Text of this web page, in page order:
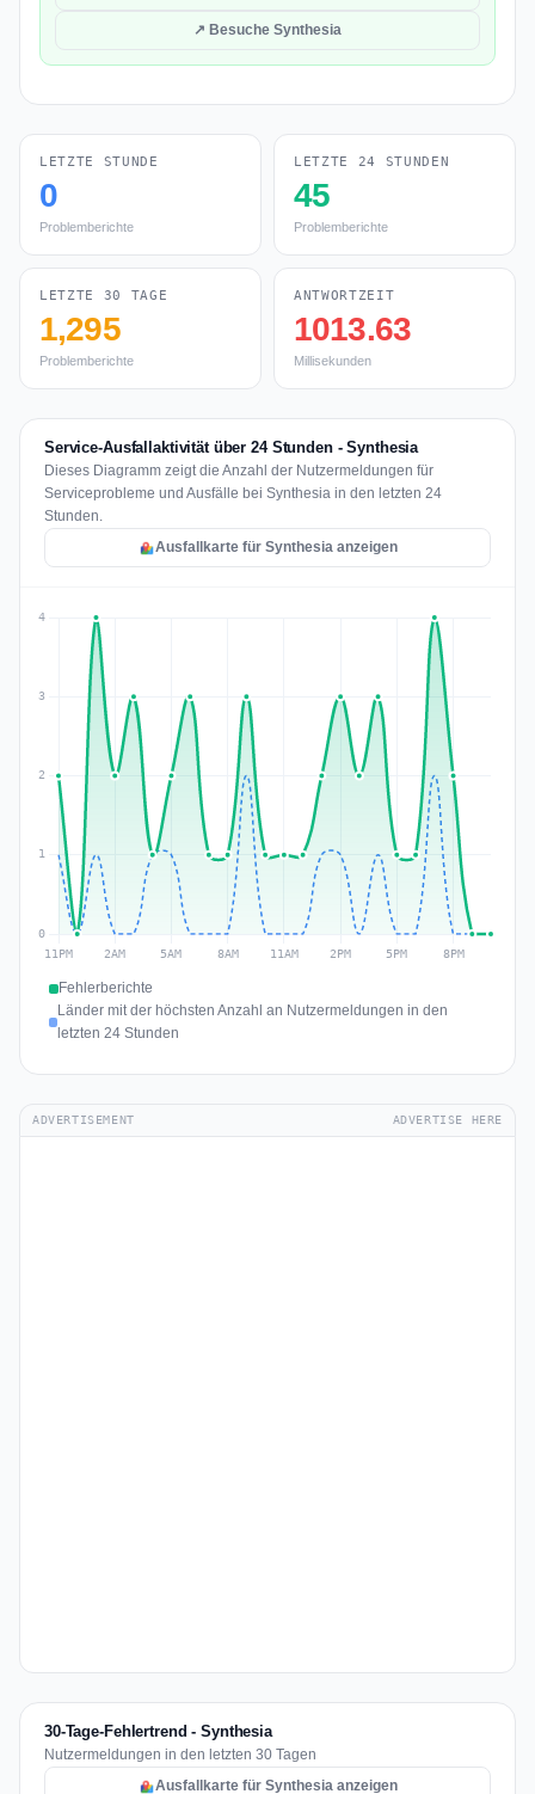
↗ Besuche Synthesia
LETZTE STUNDE
0
Problemberichte
LETZTE 24 STUNDEN
45
Problemberichte
LETZTE 30 TAGE
1,295
Problemberichte
ANTWORTZEIT
1013.63
Millisekunden
Service-Ausfallaktivität über 24 Stunden - Synthesia
Dieses Diagramm zeigt die Anzahl der Nutzermeldungen für
Serviceprobleme und Ausfälle bei Synthesia in den letzten 24
Stunden.
Ausfallkarte für Synthesia anzeigen
Fehlerberichte
Länder mit der höchsten Anzahl an Nutzermeldungen in den
letzten 24 Stunden
ADVERTISEMENT ADVERTISE HERE
30-Tage-Fehlertrend - Synthesia
Nutzermeldungen in den letzten 30 Tagen
Ausfallkarte für Synthesia anzeigen